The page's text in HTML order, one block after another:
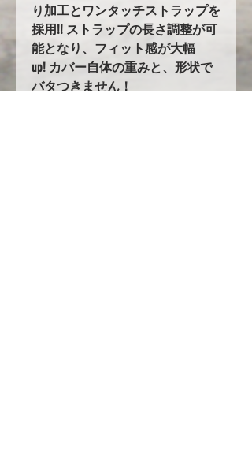
り加工とワンタッチストラップを
採用!! ストラップの長さ調整が可
能となり、フィット感が大幅
up! カバー自体の重みと、形状で
バタつきません！